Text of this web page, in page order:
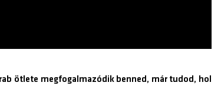
ötlete megfogalmazódik benned, már tudod, hol